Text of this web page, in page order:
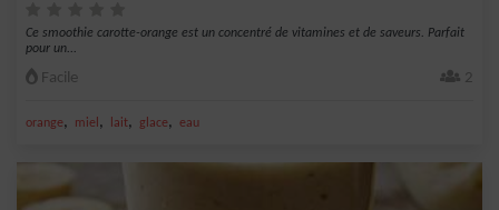
Ce smoothie carotte-orange est un concentré de vitamines et de saveurs. Parfait
pour un...
Facile 2
orange, miel , lait, glace, eau